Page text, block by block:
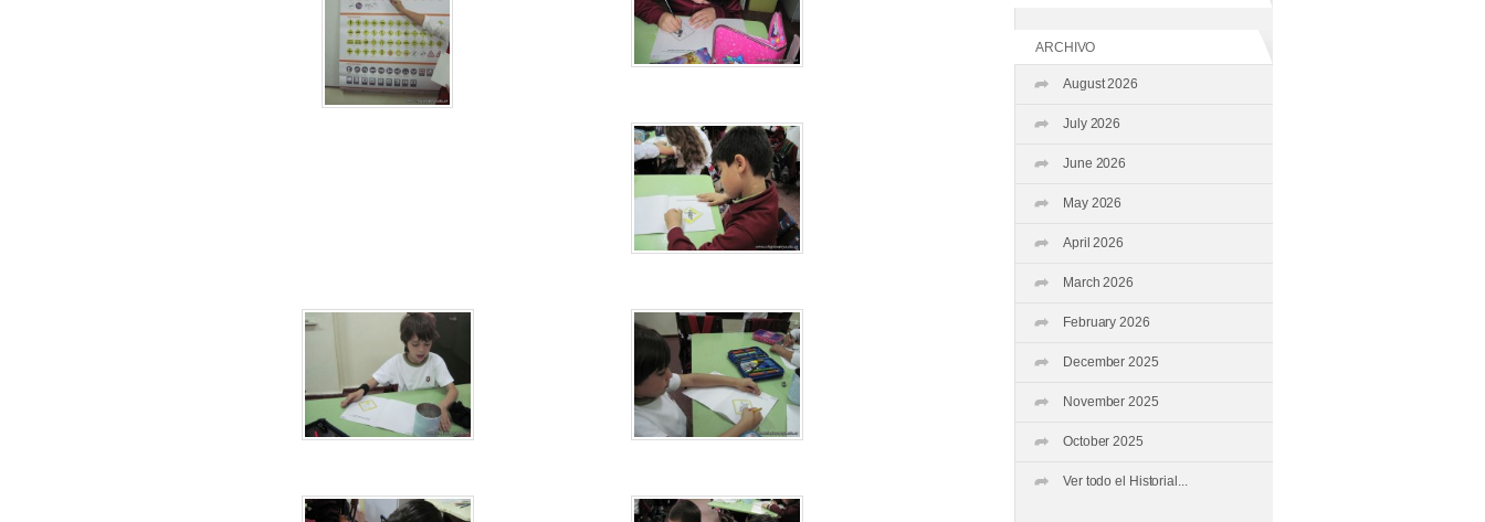
ARCHIVO
August 2026
July 2026
June 2026
May 2026
April 2026
March 2026
February 2026
December 2025
November 2025
October 2025
Ver todo el Historial...